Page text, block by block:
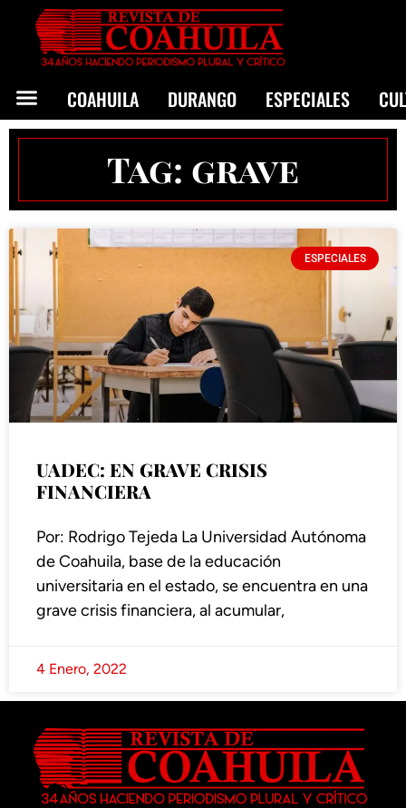
COAHUILA DURANGO ESPECIALES
Tag: grave
ESPECIALES
UADEC: EN GRAVE CRISIS
FINANCIERA
Por: Rodrigo Tejeda La Universidad Autónoma
de Coahuila, base de la educación
universitaria en el estado, se encuentra en una
grave crisis financiera, al acumular,
4 Enero, 2022